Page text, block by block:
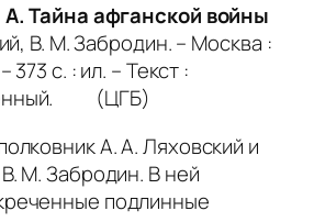
Тайна афганской войны
В. М. Забродин. – Москва :
373 с. : ил. – Текст :
(ЦГБ)
А. А. Ляховский и
М. Забродин. В ней
подлинные